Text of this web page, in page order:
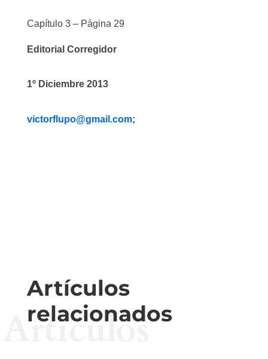
Capítulo 3 – Página 29
Editorial Corregidor
1º Diciembre 2013
victorflupo@gmail.com;
Artículos
relacionados
Artículos